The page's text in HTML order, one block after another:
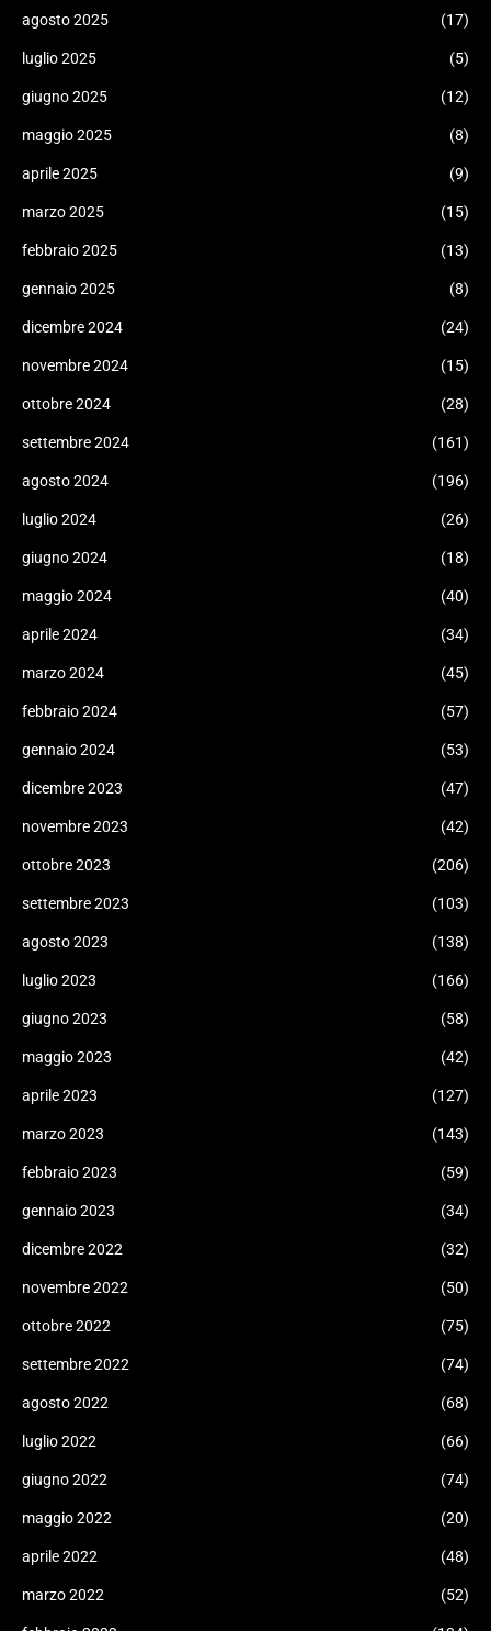
agosto 2025 (17)
luglio 2025 (5)
giugno 2025 (12)
maggio 2025 (8)
aprile 2025 (9)
marzo 2025 (15)
febbraio 2025 (13)
gennaio 2025 (8)
dicembre 2024 (24)
novembre 2024 (15)
ottobre 2024 (28)
settembre 2024 (161)
agosto 2024 (196)
luglio 2024 (26)
giugno 2024 (18)
maggio 2024 (40)
aprile 2024 (34)
marzo 2024 (45)
febbraio 2024 (57)
gennaio 2024 (53)
dicembre 2023 (47)
novembre 2023 (42)
ottobre 2023 (206)
settembre 2023 (103)
agosto 2023 (138)
luglio 2023 (166)
giugno 2023 (58)
maggio 2023 (42)
aprile 2023 (127)
marzo 2023 (143)
febbraio 2023 (59)
gennaio 2023 (34)
dicembre 2022 (32)
novembre 2022 (50)
ottobre 2022 (75)
settembre 2022 (74)
agosto 2022 (68)
luglio 2022 (66)
giugno 2022 (74)
maggio 2022 (20)
aprile 2022 (48)
marzo 2022 (52)